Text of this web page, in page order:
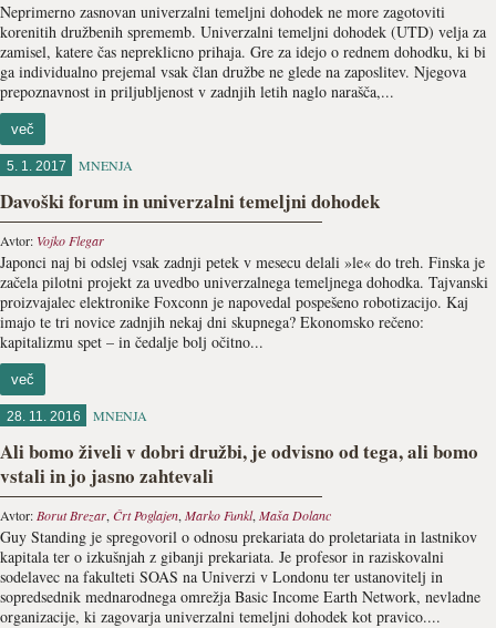
Neprimerno zasnovan univerzalni temeljni dohodek ne more zagotoviti
korenitih družbenih sprememb. Univerzalni temeljni dohodek (UTD) velja za
zamisel, katere čas nepreklicno prihaja. Gre za idejo o rednem dohodku, ki bi
ga individualno prejemal vsak član družbe ne glede na zaposlitev. Njegova
prepoznavnost in priljubljenost v zadnjih letih naglo narašča,...
več
5. 1. 2017 MNENJA
Davoški forum in univerzalni temeljni dohodek
Avtor: Vojko Flegar
Japonci naj bi odslej vsak zadnji petek v mesecu delali »le« do treh. Finska je
začela pilotni projekt za uvedbo univerzalnega temeljnega dohodka. Tajvanski
proizvajalec elektronike Foxconn je napovedal pospešeno robotizacijo. Kaj
imajo te tri novice zadnjih nekaj dni skupnega? Ekonomsko rečeno:
kapitalizmu spet – in čedalje bolj očitno...
več
28. 11. 2016 MNENJA
Ali bomo živeli v dobri družbi, je odvisno od tega, ali bomo
vstali in jo jasno zahtevali
Avtor: Borut Brezar, Črt Poglajen, Marko Funkl, Maša Dolanc
Guy Standing je spregovoril o odnosu prekariata do proletariata in lastnikov
kapitala ter o izkušnjah z gibanji prekariata. Je profesor in raziskovalni
sodelavec na fakulteti SOAS na Univerzi v Londonu ter ustanovitelj in
sopredsednik mednarodnega omrežja Basic Income Earth Network, nevladne
organizacije, ki zagovarja univerzalni temeljni dohodek kot pravico....